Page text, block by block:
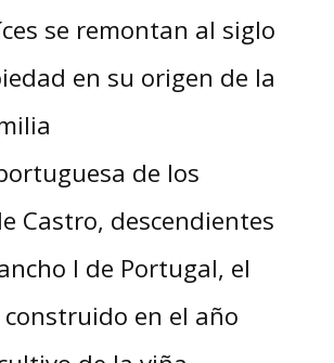
se remontan al siglo
en su origen de la
de los
Castro, descendientes
I de Portugal, el
construido en el año